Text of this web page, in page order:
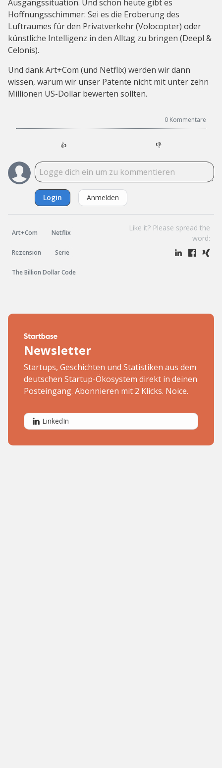
Ausgangssituation. Und schon heute gibt es
Hoffnungsschimmer: Sei es die Eroberung des
Luftraumes für den Privatverkehr (Volocopter) oder
künstliche Intelligenz in den Alltag zu bringen (Deepl &
Celonis).
Und dank Art+Com (und Netflix) werden wir dann
wissen, warum wir unser Patente nicht mit unter zehn
Millionen US-Dollar bewerten sollten.
0 Kommentare
👍 👎
Login Anmelden
Art+Com Netflix
Rezension Serie
The Billion Dollar Code
Like it? Please spread the
word:
Newsletter
Startups, Geschichten und Statistiken aus dem
deutschen Startup-Ökosystem direkt in deinen
Posteingang. Abonnieren mit 2 Klicks. Noice.
LinkedIn